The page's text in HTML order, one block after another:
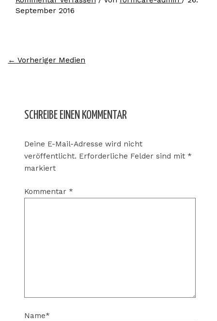
September 2016
← Vorheriger Medien
SCHREIBE EINEN KOMMENTAR
Deine E-Mail-Adresse wird nicht
veröffentlicht. Erforderliche Felder sind mit *
markiert
Kommentar *
Name*